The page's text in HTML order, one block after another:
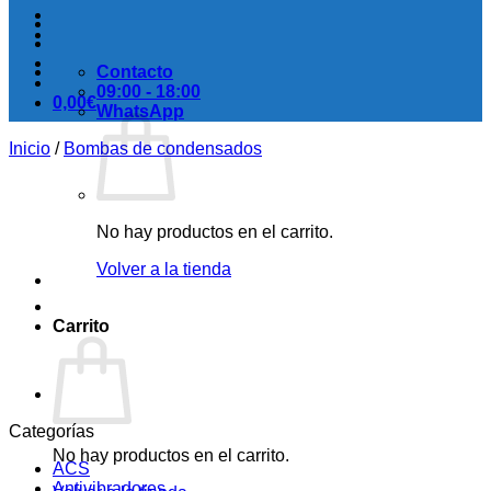
0,00€
No hay productos en el carrito.
Volver a la tienda
Carrito
No hay productos en el carrito.
Contacto
09:00 - 18:00
WhatsApp
Inicio / Bombas de condensados
Categorías
ACS